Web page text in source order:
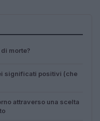
morte?
significati positivi (che
attraverso una scelta